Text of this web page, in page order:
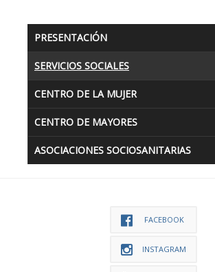
PRESENTACIÓN
SERVICIOS SOCIALES
CENTRO DE LA MUJER
CENTRO DE MAYORES
ASOCIACIONES SOCIOSANITARIAS
FACEBOOK
INSTAGRAM